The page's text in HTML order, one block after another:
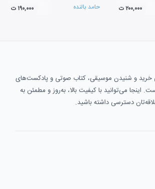
۲۰۰,۰۰۰ ت حامد بالنده ۱۹۰,۰۰۰ ت
خرید و شنیدن موسیقی، کتاب صوتی و پادکست‌های
اینجا می‌توانید با کیفیت بالا، به‌روز و مطمئن به
دسترسی داشته باشید.